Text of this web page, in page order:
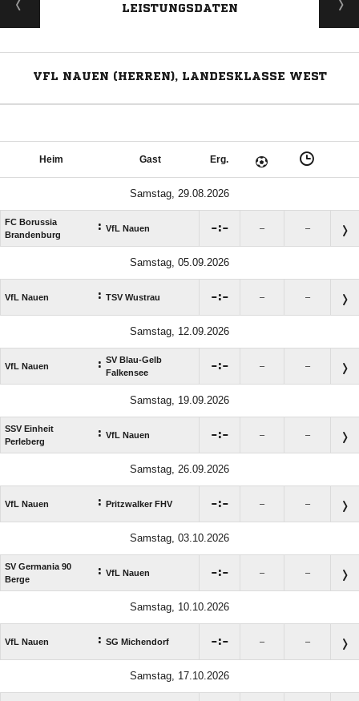
LEISTUNGSDATEN
VFL NAUEN (HERREN), LANDESKLASSE WEST
Heim Gast Erg.
Samstag, 29.08.2026
FC Borussia
Brandenburg
: VfL Nauen : – –
Samstag, 05.09.2026
VfL Nauen : TSV Wustrau : – –
Samstag, 12.09.2026
VfL Nauen : SV Blau-Gelb
Falkensee
: – –
Samstag, 19.09.2026
SSV Einheit
Perleberg
: VfL Nauen : – –
Samstag, 26.09.2026
VfL Nauen : Pritzwalker FHV : – –
Samstag, 03.10.2026
SV Germania 90
Berge
: VfL Nauen : – –
Samstag, 10.10.2026
VfL Nauen : SG Michendorf : – –
Samstag, 17.10.2026